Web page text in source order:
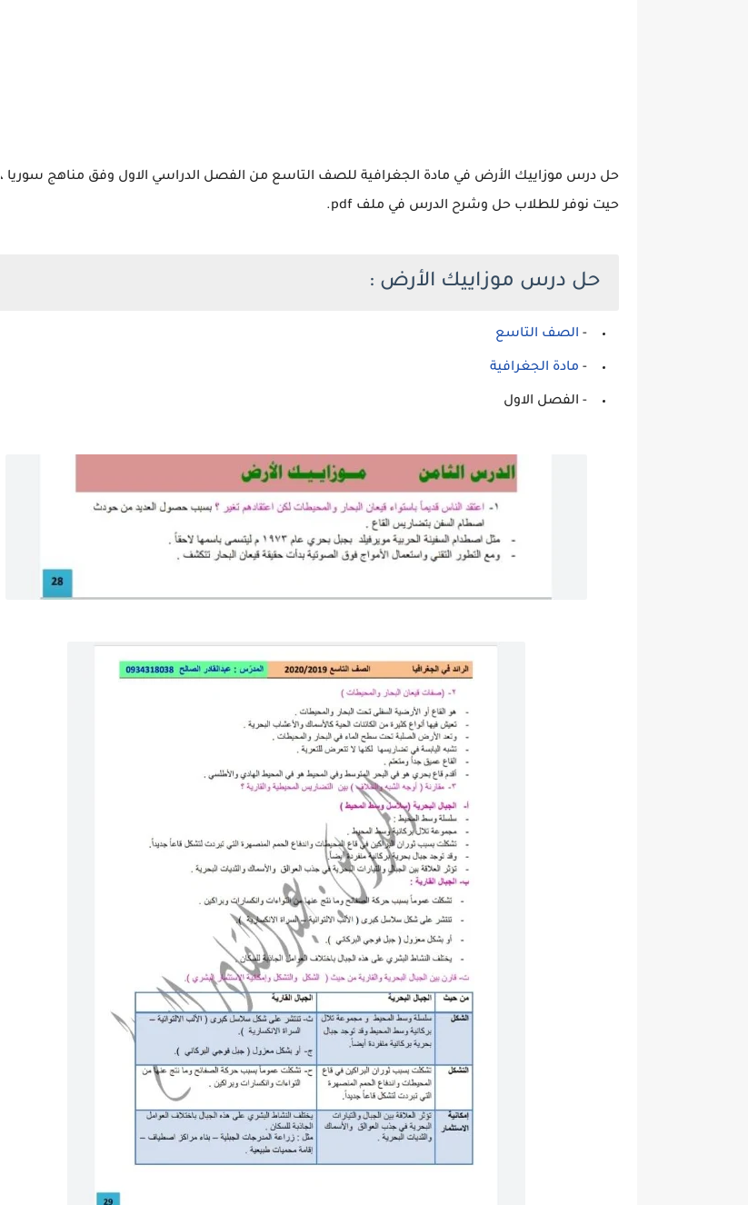
حل درس موزاييك الأرض في مادة الجغرافية للصف التاسع من الفصل الدراسي الاول وفق مناهج سوريا ،
حيت نوفر للطلاب حل وشرح الدرس في ملف pdf.
حل درس موزاييك الأرض :
- الصف التاسع
- مادة الجغرافية
- الفصل الاول